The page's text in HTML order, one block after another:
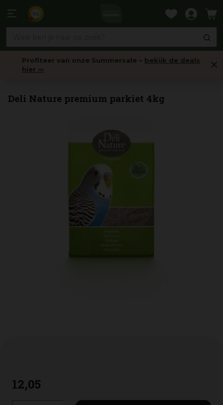
naar
Profiteer van onze Summersale – bekijk de deals
hier ›››
Deli Nature premium parkiet 4kg
12,05